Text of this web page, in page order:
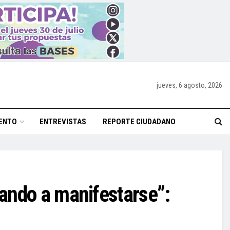
jueves, 6 agosto, 2026
ENTREVISTAS REPORTE CIUDADANO
a manifestarse”: